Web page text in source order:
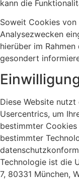
kann die
Soweit Cookies
Analysezwecken
hierüber im
gesondert
Diese Website
Usercentrics, um
bestimmter
bestimmter
Technologie ist die
7, 80331 München,